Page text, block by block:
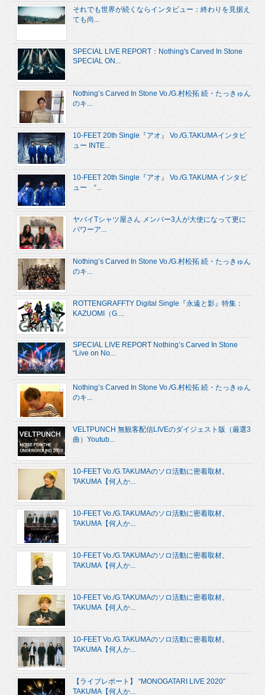
それでも世界が続くならインタビュー：終わりを見据え
ても尚...
SPECIAL LIVE REPORT：Nothing's Carved In Stone
SPECIAL ON...
Nothing’s Carved In Stone Vo./G.村松拓 続・たっきゅん
のキ...
10-FEET 20th Single『アオ』 Vo./G.TAKUMAインタビ
ュー INTE...
10-FEET 20th Single『アオ』 Vo./G.TAKUMA インタビ
ュー “...
ヤバイTシャツ屋さん メンバー3人が大使になって更に
パワーア...
Nothing’s Carved In Stone Vo./G.村松拓 続・たっきゅん
のキ...
ROTTENGRAFFTY Digital Single『永遠と影』特集：
KAZUOMI（G....
SPECIAL LIVE REPORT Nothing’s Carved In Stone
“Live on No...
Nothing’s Carved In Stone Vo./G.村松拓 続・たっきゅん
のキ...
VELTPUNCH 無観客配信LIVEのダイジェスト版（厳選3
曲）Youtub...
10-FEET Vo./G.TAKUMAのソロ活動に密着取材。
TAKUMA【何人か...
10-FEET Vo./G.TAKUMAのソロ活動に密着取材。
TAKUMA【何人か...
10-FEET Vo./G.TAKUMAのソロ活動に密着取材。
TAKUMA【何人か...
10-FEET Vo./G.TAKUMAのソロ活動に密着取材。
TAKUMA【何人か...
10-FEET Vo./G.TAKUMAのソロ活動に密着取材。
TAKUMA【何人か...
【ライブレポート】 “MONOGATARI LIVE 2020”
TAKUMA【何人か...